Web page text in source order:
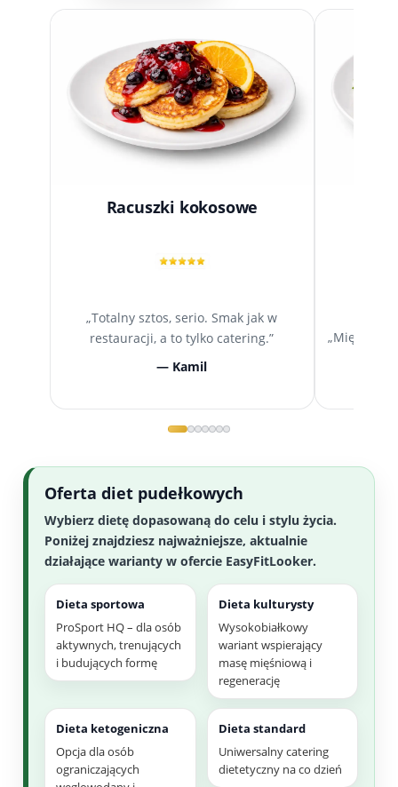
Racuszki kokosowe
„Totalny sztos, serio. Smak jak w
restauracji, a to tylko catering.”
— Kamil
„Mięso
Oferta diet pudełkowych
Wybierz dietę dopasowaną do celu i stylu życia.
Poniżej znajdziesz najważniejsze, aktualnie
działające warianty w ofercie EasyFitLooker.
Dieta sportowa
ProSport HQ – dla osób
aktywnych, trenujących
i budujących formę
Dieta kulturysty
Wysokobiałkowy
wariant wspierający
masę mięśniową i
regenerację
Dieta ketogeniczna
Opcja dla osób
ograniczających
Dieta standard
Uniwersalny catering
dietetyczny na co dzień